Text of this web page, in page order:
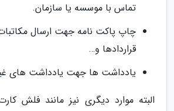
تماس با موسسه یا سازمان.
چاپ پاکت نامه جهت ارسال
قراردادها و…
یادداشت ها جهت یادداشت های
البته موارد دیگری نیز مانند فلش